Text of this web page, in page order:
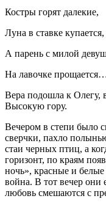
Костры горят далекие,
Луна в ставке купается,
А парень с милой
На лавочке
Вера подошла к Олегу,
Высокую гору.
Вечером в степи было
сверчки, пахло
стаи черных птиц, а
горизонт, по краям
ночь», красные и
война. В тот вечер они
любовь смешаются с